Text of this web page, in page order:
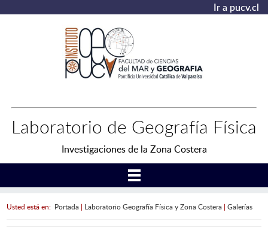
Ir a pucv.cl
Laboratorio de Geografía Física
Investigaciones de la Zona Costera
Usted está en: Portada | Laboratorio Geografía Física y Zona Costera |Galerías